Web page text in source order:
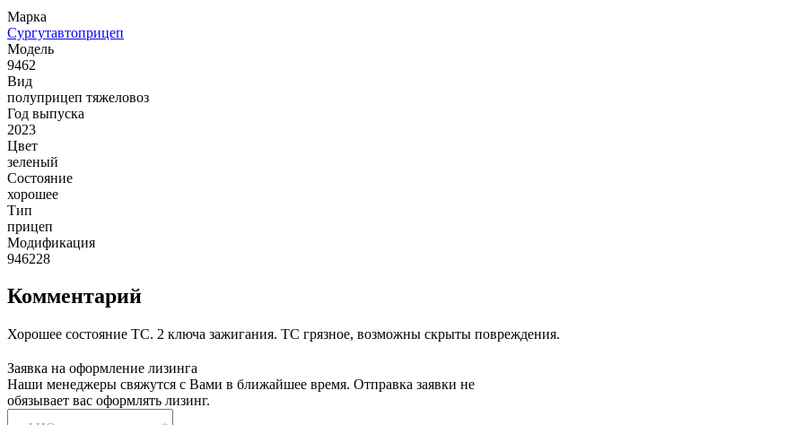
Марка
Сургутавтоприцеп
Модель
9462
Вид
полуприцеп тяжеловоз
Год выпуска
2023
Цвет
зеленый
Состояние
хорошее
Тип
прицеп
Модификация
946228
Комментарий
Хорошее состояние ТС. 2 ключа зажигания. ТС грязное, возможны скрыты повреждения.
Заявка на оформление лизинга
Наши менеджеры свяжутся с Вами в ближайшее время. Отправка заявки не
обязывает вас оформлять лизинг.